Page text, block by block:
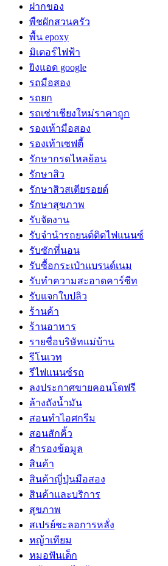
ฝากของ
พืชผักสวนครัว
พื้น epoxy
มิเตอร์ไฟฟ้า
ยิงแอด google
รถมือสอง
รถยก
รถเช่าเชียงใหม่ราคาถูก
รองเท้ามือสอง
รองเท้าเซฟตี้
รักษากรดไหลย้อน
รักษาสิว
รักษาสิวสเตียรอยด์
รักษาสุขภาพ
รับจัดงาน
รับจํานํารถยนต์ติดไฟแนนซ์
รับซักที่นอน
รับซื้อกระเป๋าแบรนด์เนม
รับทำความสะอาดคาร์ซีท
รับแจกใบปลิว
ร้านค้า
ร้านอาหาร
รายชื่อบริษัทแม่บ้าน
รีโนเวท
รีไฟแนนซ์รถ
ลงประกาศขายคอนโดฟรี
ล้างถังน้ำมัน
สอนทำไอศกรีม
สอนสักคิ้ว
สำรองข้อมูล
สินค้า
สินค้าญี่ปุ่นมือสอง
สินค้าและบริการ
สุขภาพ
สเปรย์ชะลอการหลั่ง
หญ้าเทียม
หมอฟันเด็ก